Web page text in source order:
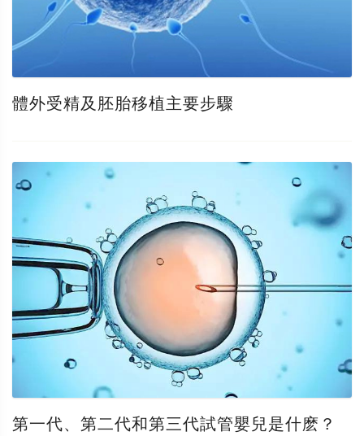
體外受精及胚胎移植主要步驟
第一代、第二代和第三代試管嬰兒是什麽？